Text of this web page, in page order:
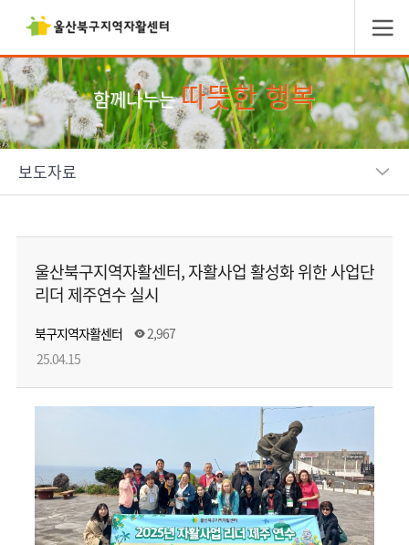
함께나누는따뜻한 행복
보도자료
울산북구지역자활센터, 자활사업 활성화 위한 사업단
리더 제주연수 실시
북구지역자활센터
2,967
25.04.15